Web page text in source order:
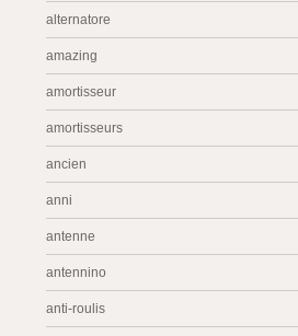
alternatore
amazing
amortisseur
amortisseurs
ancien
anni
antenne
antennino
anti-roulis